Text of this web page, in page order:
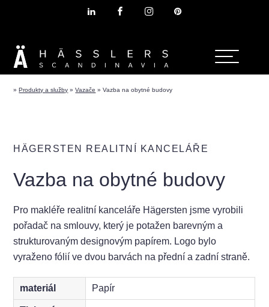
»Produkty a služby »Vazače »Vazba na obytné budovy
HÄGERSTEN REALITNÍ KANCELÁŘE
Vazba na obytné budovy
Pro makléře realitní kanceláře Hägersten jsme vyrobili
pořadač na smlouvy, který je potažen barevným a
strukturovaným designovým papírem. Logo bylo
vyraženo fólií ve dvou barvách na přední a zadní straně.
materiál Papír